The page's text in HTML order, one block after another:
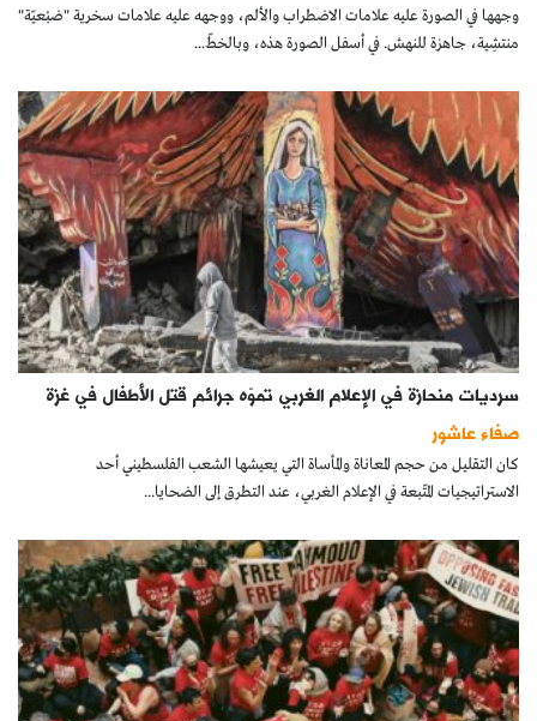
وجهها في الصورة عليه علامات الاضطراب والألم، ووجهه عليه علامات سخرية "ضبْعيّة"
منتشِية، جاهزة للنهش. في أسفل الصورة هذه، وبالخطّ...
سرديات منحازة في الإعلام الغربي تموّه جرائم قتل الأطفال في غزة
صفاء عاشور
كان التقليل من حجم المعاناة والمأساة التي يعيشها الشعب الفلسطيني أحد
الاستراتيجيات المتّبعة في الإعلام الغربي، عند التطرق إلى الضحايا...